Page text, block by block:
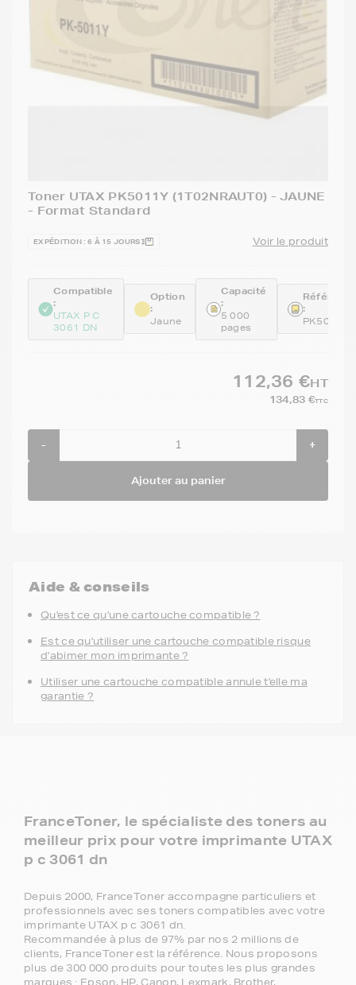
Toner UTAX PK5011Y (1T02NRAUT0) - JAUNE
- Format Standard
EXPÉDITION : 6 À 15 JOURS Voir le produit
Compatible
:
UTAX P C
3061 DN
Option
:
Jaune
Capacité
:
5 000
pages
:
PK5011Y
112,36 €HT
134,83 €TTC
- +
Ajouter au panier
Aide & conseils
Qu'est ce qu'une cartouche compatible ?
Est ce qu'utiliser une cartouche compatible risque
d'abimer mon imprimante ?
Utiliser une cartouche compatible annule t'elle ma
garantie ?
FranceToner, le spécialiste des toners au
meilleur prix pour votre imprimante UTAX
p c 3061 dn
Depuis 2000, FranceToner accompagne particuliers et
professionnels avec ses toners compatibles avec votre
imprimante UTAX p c 3061 dn.
Recommandée à plus de 97% par nos 2 millions de
clients, FranceToner est la référence. Nous proposons
plus de 300 000 produits pour toutes les plus grandes
marques : Epson, HP, Canon, Lexmark, Brother,